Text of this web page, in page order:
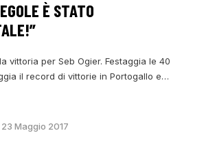
È STATO
vittoria per Seb Ogier. Festaggia le 40
il record di vittorie in Portogallo e…
23 Maggio 2017